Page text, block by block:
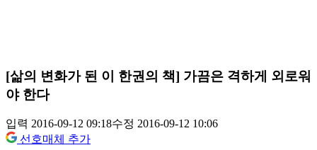
[삶의 변화가 된 이 한권의 책] 가끔은 격하게 외로워
야 한다
입력 2016-09-12 09:18수정 2016-09-12 10:06
선호매체 추가